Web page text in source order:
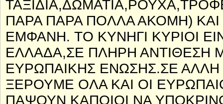
ΠΑΡΑ ΠΑΡΑ ΠΟΛΛΑ ΑΚΟΜΗ)
ΕΜΦΑΝΗ. ΤΟ ΚΥΝΗΓΙ ΚΥΡΙΟΙ
ΕΛΛΑΔΑ,ΣΕ ΠΛΗΡΗ ΑΝΤΙΘΕΣΗ
ΕΥΡΩΠΑΙΚΗΣ ΕΝΩΣΗΣ.ΣΕ
ΞΕΡΟΥΜΕ ΟΛΑ ΚΑΙ ΟΙ
ΠΑΨΟΥΝ ΚΑΠΟΙΟΙ ΝΑ